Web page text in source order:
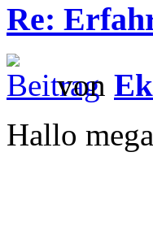
Re:
von
Hallo